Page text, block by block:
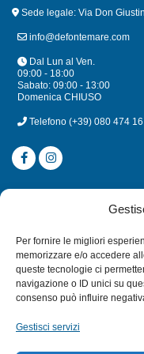
Per fornire le migliori
memorizzare e/o accedere
queste tecnologie ci
navigazione o ID unici su
consenso può influire
Gestisci servizi
Sede legale: Via Don
info@defontemare.com
Dal Lun al Ven.
09:00 - 18:00
Sabato: 09:00 - 13:00
Domenica CHIUSO
Telefono (+39) 080 474
CATEGORIE
MULINELLI
CANNE
ACCESSORI NAUTICI